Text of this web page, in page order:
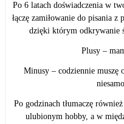
Po 6 latach doświadczenia w
łączę zamiłowanie do pisania z
dzięki którym odkrywanie
Plusy –
Minusy – codziennie muszę
Po godzinach tłumaczę
ulubionym hobby, a w